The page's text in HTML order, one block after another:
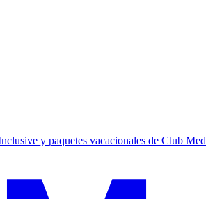
y paquetes vacacionales de Club Med